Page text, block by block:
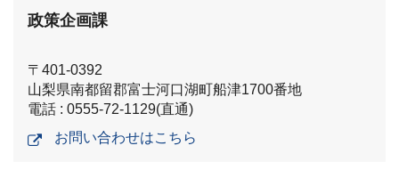
政策企画課
〒401-0392
山梨県南都留郡富士河口湖町船津1700番地
電話 : 0555-72-1129(直通)
お問い合わせはこちら